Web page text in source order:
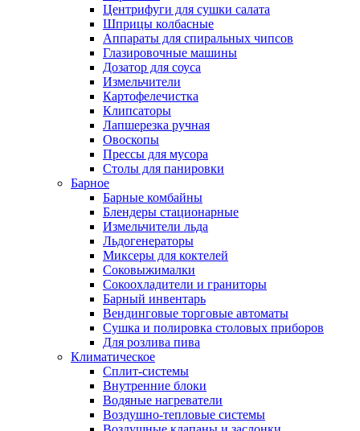
Центрифуги для сушки салата
Шприцы колбасные
Аппараты для спиральных чипсов
Глазировочные машины
Дозатор для соуса
Измельчители
Картофелечистка
Клипсаторы
Лапшерезка ручная
Овоскопы
Прессы для мусора
Столы для панировки
Барное
Барные комбайны
Блендеры стационарные
Измельчители льда
Льдогенераторы
Миксеры для коктелей
Соковыжималки
Сокоохладители и граниторы
Барный инвентарь
Вендинговые торговые автоматы
Сушка и полировка столовых приборов
Для розлива пива
Климатическое
Сплит-системы
Внутренние блоки
Водяные нагреватели
Воздушно-тепловые системы